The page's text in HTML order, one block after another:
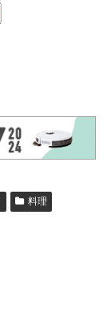
料理